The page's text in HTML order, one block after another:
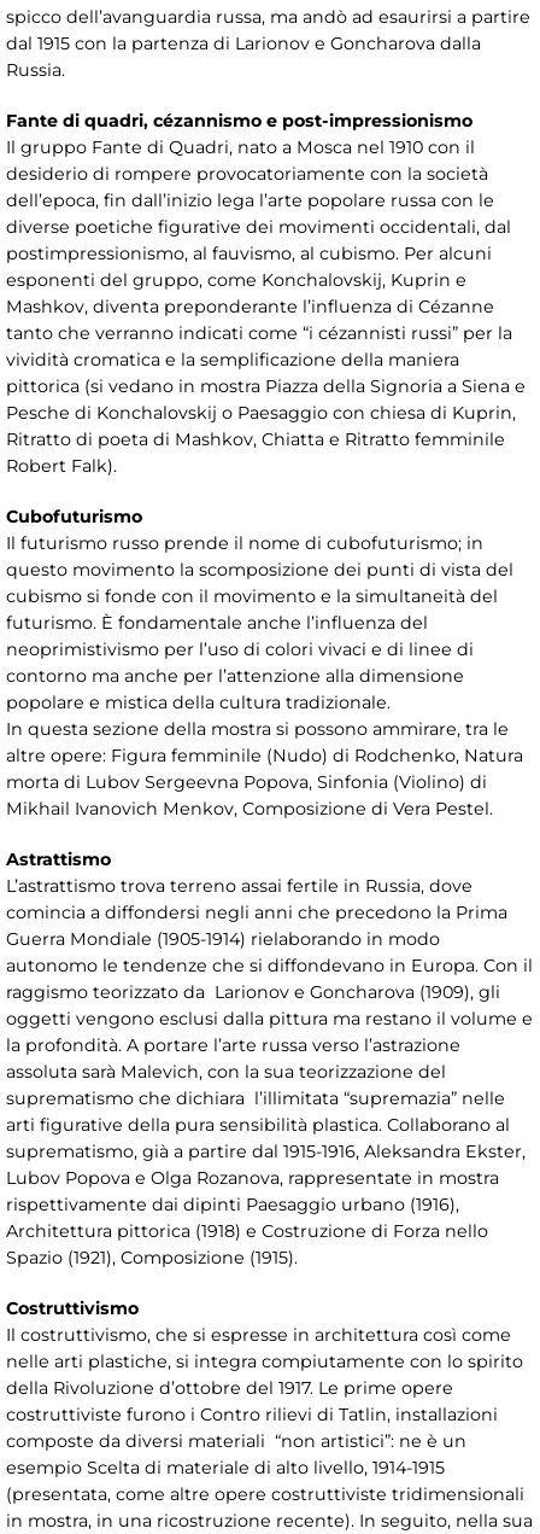
spicco dell’avanguardia russa, ma andò ad esaurirsi a partire
dal 1915 con la partenza di Larionov e Goncharova dalla
Russia.
Fante di quadri, cézannismo e post-impressionismo
Il gruppo Fante di Quadri, nato a Mosca nel 1910 con il
desiderio di rompere provocatoriamente con la società
dell’epoca, fin dall’inizio lega l’arte popolare russa con le
diverse poetiche figurative dei movimenti occidentali, dal
postimpressionismo, al fauvismo, al cubismo. Per alcuni
esponenti del gruppo, come Konchalovskij, Kuprin e
Mashkov, diventa preponderante l’influenza di Cézanne
tanto che verranno indicati come “i cézannisti russi” per la
vividità cromatica e la semplificazione della maniera
pittorica (si vedano in mostra Piazza della Signoria a Siena e
Pesche di Konchalovskij o Paesaggio con chiesa di Kuprin,
Ritratto di poeta di Mashkov, Chiatta e Ritratto femminile
Robert Falk).
Cubofuturismo
Il futurismo russo prende il nome di cubofuturismo; in
questo movimento la scomposizione dei punti di vista del
cubismo si fonde con il movimento e la simultaneità del
futurismo. È fondamentale anche l’influenza del
neoprimistivismo per l’uso di colori vivaci e di linee di
contorno ma anche per l’attenzione alla dimensione
popolare e mistica della cultura tradizionale.
In questa sezione della mostra si possono ammirare, tra le
altre opere: Figura femminile (Nudo) di Rodchenko, Natura
morta di Lubov Sergeevna Popova, Sinfonia (Violino) di
Mikhail Ivanovich Menkov, Composizione di Vera Pestel.
Astrattismo
L’astrattismo trova terreno assai fertile in Russia, dove
comincia a diffondersi negli anni che precedono la Prima
Guerra Mondiale (1905-1914) rielaborando in modo
autonomo le tendenze che si diffondevano in Europa. Con il
raggismo teorizzato da Larionov e Goncharova (1909), gli
oggetti vengono esclusi dalla pittura ma restano il volume e
la profondità. A portare l’arte russa verso l’astrazione
assoluta sarà Malevich, con la sua teorizzazione del
suprematismo che dichiara l’illimitata “supremazia” nelle
arti figurative della pura sensibilità plastica. Collaborano al
suprematismo, già a partire dal 1915-1916, Aleksandra Ekster,
Lubov Popova e Olga Rozanova, rappresentate in mostra
rispettivamente dai dipinti Paesaggio urbano (1916),
Architettura pittorica (1918) e Costruzione di Forza nello
Spazio (1921), Composizione (1915).
Costruttivismo
Il costruttivismo, che si espresse in architettura così come
nelle arti plastiche, si integra compiutamente con lo spirito
della Rivoluzione d’ottobre del 1917. Le prime opere
costruttiviste furono i Contro rilievi di Tatlin, installazioni
composte da diversi materiali “non artistici”: ne è un
esempio Scelta di materiale di alto livello, 1914-1915
(presentata, come altre opere costruttiviste tridimensionali
in mostra, in una ricostruzione recente). In seguito, nella sua